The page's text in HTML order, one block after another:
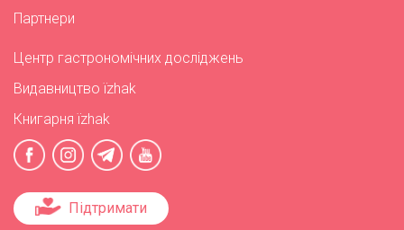
Партнери
Центр гастрономічних досліджень
Видавництво їzhak
Книгарня їzhak
Підтримати